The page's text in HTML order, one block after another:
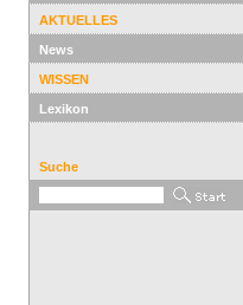
AKTUELLES
News
WISSEN
Lexikon
Suche